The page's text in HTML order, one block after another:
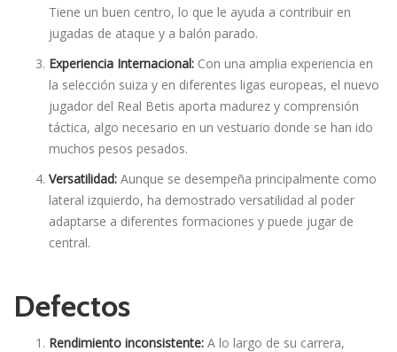
Tiene un buen centro, lo que le ayuda a contribuir en
jugadas de ataque y a balón parado.
Experiencia Internacional: Con una amplia experiencia en
la selección suiza y en diferentes ligas europeas, el nuevo
jugador del Real Betis aporta madurez y comprensión
táctica, algo necesario en un vestuario donde se han ido
muchos pesos pesados.
Versatilidad: Aunque se desempeña principalmente como
lateral izquierdo, ha demostrado versatilidad al poder
adaptarse a diferentes formaciones y puede jugar de
central.
Defectos
Rendimiento inconsistente: A lo largo de su carrera,